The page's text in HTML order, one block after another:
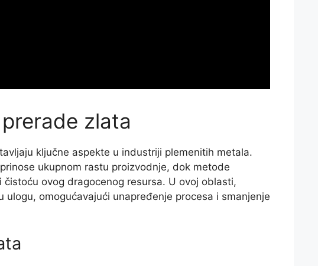
zlata
ključne aspekte u industriji plemenitih metala.
ukupnom rastu proizvodnje, dok metode
ovog dragocenog resursa. U ovoj oblasti,
ulogu, omogućavajući unapređenje procesa i smanjenje